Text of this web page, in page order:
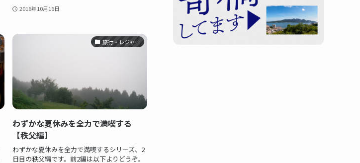
2016年10月16日
旅行・レジャー
わずかな夏休みを全力で満喫する
【秩父編】
わずかな夏休みを全力で満喫するシリーズ、2
日目の秩父編です。前2編は以下よりどうぞ。